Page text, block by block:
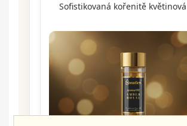
Sofistikovaná kořenitě